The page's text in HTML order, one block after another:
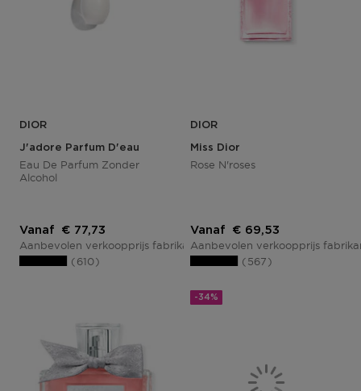
DIOR
J'adore Parfum D'eau
Eau De Parfum Zonder
Alcohol
Vanaf Kortingsprijs
€ 77,73
Aanbevolen verkoopprijs fabrikant€ 91,45
610
DIOR
Miss Dior
Rose N'roses
Vanaf Kortingsprijs
€ 69,53
Aanbevolen verkoopprijs
567
-34%